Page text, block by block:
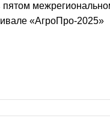
пятом
«АгроПро-2025»